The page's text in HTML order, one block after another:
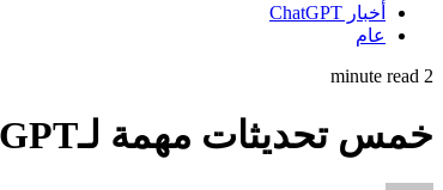
أخبار ChatGPT
عام
2 minute read
خمس تحديثات مهمة لـChatGPT عليك معرفتها